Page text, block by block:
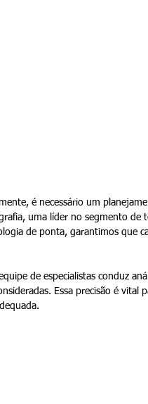
é necessário um
uma líder no segmento de
de ponta, garantimos que
de especialistas conduz
Essa precisão é vital